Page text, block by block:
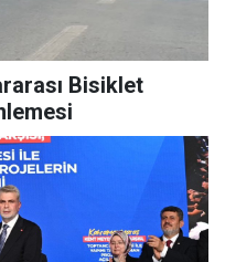
Bisiklet